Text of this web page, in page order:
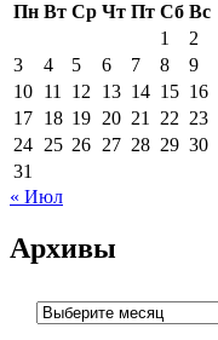
Пн Вт Ср Чт Пт Сб Вс
1
2
3
4 5 6 7 8
9
10 11 12 13 14 15 16
17 18 19 20 21 22 23
24 25 26 27 28 29 30
31
« Июл
Архивы
Архивы